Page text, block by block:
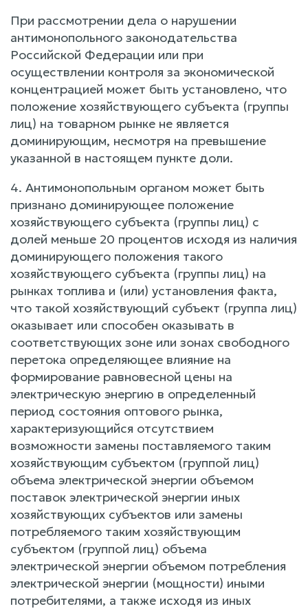
При рассмотрении дела о нарушении
антимонопольного законодательства
Российской Федерации или при
осуществлении контроля за экономической
концентрацией может быть установлено, что
положение хозяйствующего субъекта (группы
лиц) на товарном рынке не является
доминирующим, несмотря на превышение
указанной в настоящем пункте доли.
4. Антимонопольным органом может быть
признано доминирующее положение
хозяйствующего субъекта (группы лиц) с
долей меньше 20 процентов исходя из наличия
доминирующего положения такого
хозяйствующего субъекта (группы лиц) на
рынках топлива и (или) установления факта,
что такой хозяйствующий субъект (группа лиц)
оказывает или способен оказывать в
соответствующих зоне или зонах свободного
перетока определяющее влияние на
формирование равновесной цены на
электрическую энергию в определенный
период состояния оптового рынка,
характеризующийся отсутствием
возможности замены поставляемого таким
хозяйствующим субъектом (группой лиц)
объема электрической энергии объемом
поставок электрической энергии иных
хозяйствующих субъектов или замены
потребляемого таким хозяйствующим
субъектом (группой лиц) объема
электрической энергии объемом потребления
электрической энергии (мощности) иными
потребителями, а также исходя из иных